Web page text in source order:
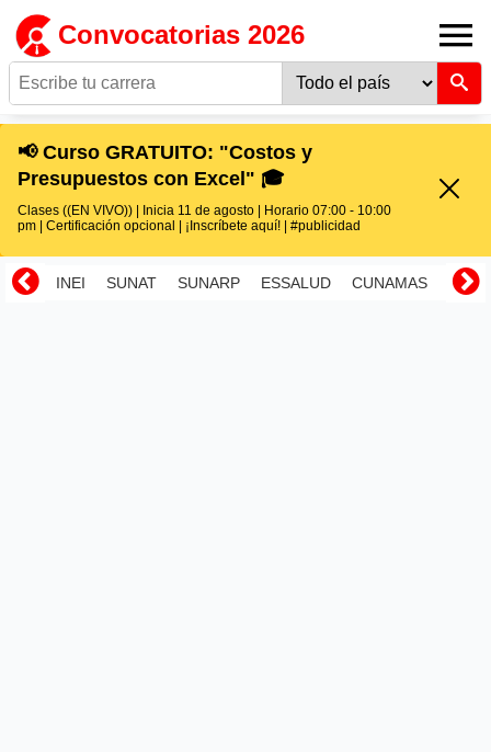
Convocatorias 2026
📢 Curso GRATUITO: "Costos y
Presupuestos con Excel" 🎓
Clases ((EN VIVO)) | Inicia 11 de agosto | Horario 07:00 - 10:00
pm | Certificación opcional | ¡Inscríbete aquí! | #publicidad
INEI SUNAT SUNARP ESSALUD CUNAMAS